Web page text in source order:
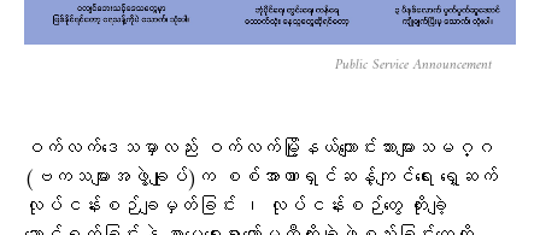
Public Service Announcement
ဝက်လက်ဒေသမှာလည်း ဝက်လက်မြို့နယ်ကျောင်းသားများသမဂ္ဂ
(ဗကသများအဖွဲ့ချုပ်)က စစ်အာဏာရှင်ဆန့်ကျင်ရေး ရှေ့ဆက်
လုပ်ငန်းစဉ်ချမှတ်ခြင်း ၊ လုပ်ငန်းစဉ်တွေ တိုးချဲ့